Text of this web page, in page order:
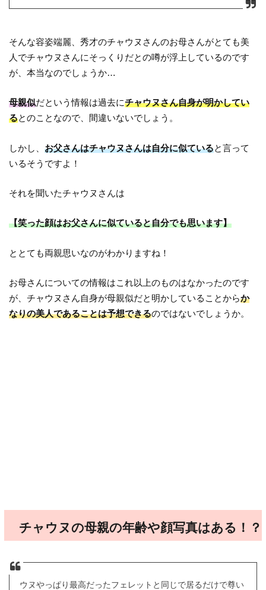
そんな容姿端麗、秀才のチャウヌさんのお母さんがとても美
人でチャウヌさんにそっくりだとの噂が浮上しているのです
が、本当なのでしょうか…
母親似だという情報は過去にチャウヌさん自身が明かしてい
るとのことなので、間違いないでしょう。
しかし、お父さんはチャウヌさんは自分に似ていると言って
いるそうですよ！
それを聞いたチャウヌさんは
【笑った顔はお父さんに似ていると自分でも思います】
ととても両親思いなのがわかりますね！
お母さんについての情報はこれ以上のものはなかったのです
が、チャウヌさん自身が母親似だと明かしていることからか
なりの美人であることは予想できるのではないでしょうか。
チャウヌの母親の年齢や顔写真はある！？
ウヌやっぱり最高だったフェレットと同じで居るだけで尊い